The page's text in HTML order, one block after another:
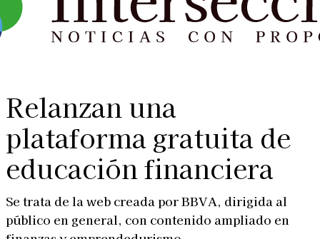
Relanzan una
plataforma gratuita de
educación financiera
Se trata de la web creada por BBVA, dirigida al
público en general, con contenido ampliado en